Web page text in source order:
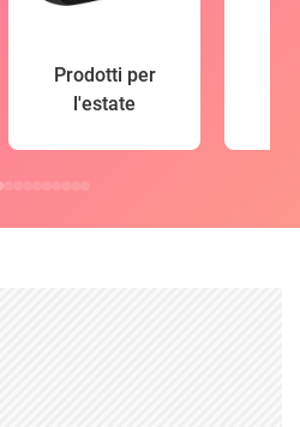
Prodotti per
l'estate